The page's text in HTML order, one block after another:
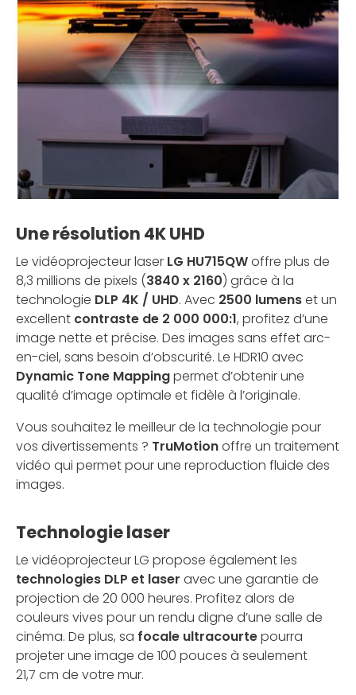
Une résolution 4K UHD
Le vidéoprojecteur laser LG HU715QWoffre plus de
8,3 millions de pixels (3840 x 2160) grâce à la
technologie DLP 4K / UHD. Avec 2500 lumenset un
excellent contraste de 2 000 000:1, profitez d’une
image nette et précise. Des images sans effet arc-
en-ciel, sans besoin d’obscurité. Le HDR10 avec
Dynamic Tone Mappingpermet d’obtenir une
qualité d’image optimale et fidèle à l’originale.
Vous souhaitez le meilleur de la technologie pour
vos divertissements ? TruMotionoffre un traitement
vidéo qui permet pour une reproduction fluide des
images.
Technologie laser
Le vidéoprojecteur LG propose également les
technologies DLP et laser avec une garantie de
projection de 20 000 heures. Profitez alors de
couleurs vives pour un rendu digne d’une salle de
cinéma. De plus, sa focale ultracourtepourra
projeter une image de 100 pouces à seulement
21,7 cm de votre mur.